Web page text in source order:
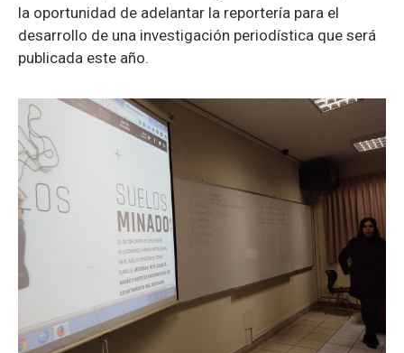
la oportunidad de adelantar la reportería para el
desarrollo de una investigación periodística que será
publicada este año.